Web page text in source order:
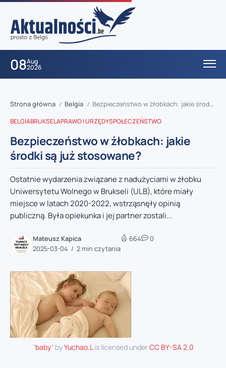
08Aug
2026
Strona główna / Belgia / Bezpieczeństwo w żłobkach: jakie środki są już stosowane?
BELGIABRUKSELAPRAWO I URZĘDYSPOŁECZEŃSTWO
Bezpieczeństwo w żłobkach: jakie
środki są już stosowane?
Ostatnie wydarzenia związane z nadużyciami w żłobku
Uniwersytetu Wolnego w Brukseli (ULB), które miały
miejsce w latach 2020-2022, wstrząsnęły opinią
publiczną. Była opiekunka i jej partner zostali...
Mateusz Kapica
2025-03-04
2 min czytania
664 0
"baby" byYuchao.L is licensed underCC BY-SA 2.0